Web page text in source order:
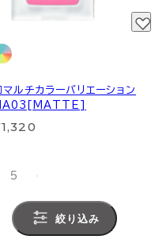
ルチカラーバリエーション
5
絞り込み